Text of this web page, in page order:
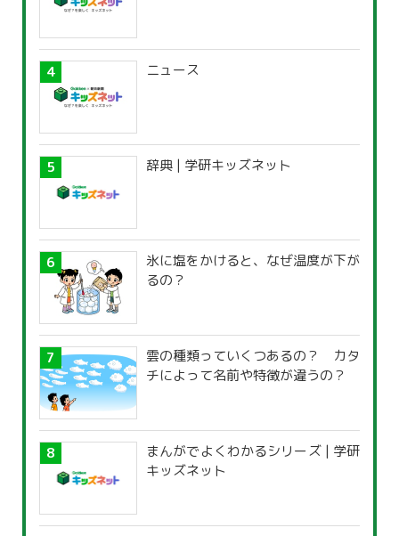
ニュース
辞典 | 学研キッズネット
氷に塩をかけると、なぜ温度が下が
るの？
雲の種類っていくつあるの？ カタ
チによって名前や特徴が違うの？
まんがでよくわかるシリーズ | 学研
キッズネット